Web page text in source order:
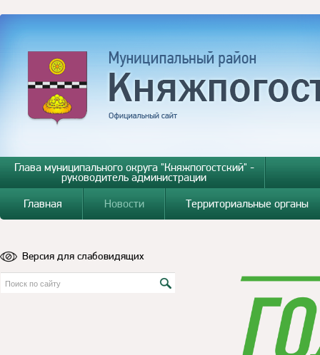
Глава муниципального округа "Княжпогостский" -
руководитель администрации
Главная
Новости Территориальные органы
Версия для слабовидящих